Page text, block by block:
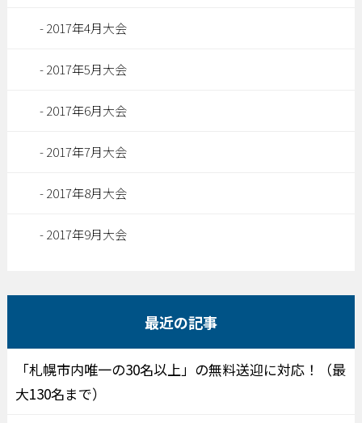
2017年4月大会
2017年5月大会
2017年6月大会
2017年7月大会
2017年8月大会
2017年9月大会
最近の記事
「札幌市内唯一の30名以上」の無料送迎に対応！（最
大130名まで）